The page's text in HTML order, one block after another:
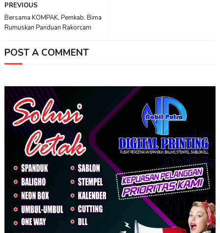
PREVIOUS
Bersama KOMPAK, Pemkab. Bima
Rumuskan Panduan Rakorcam
POST A COMMENT